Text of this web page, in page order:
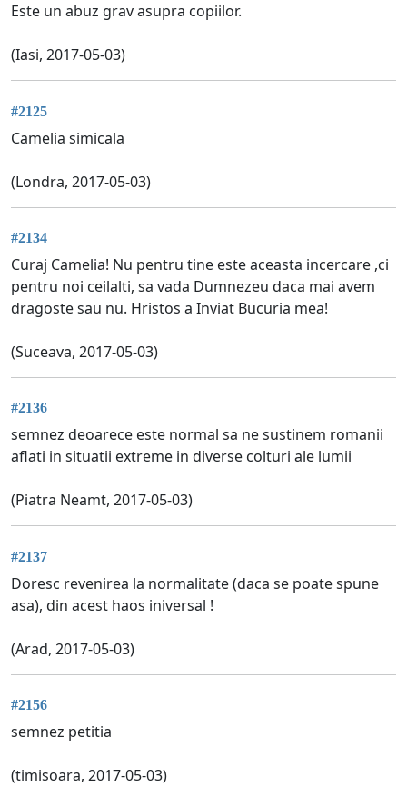
Este un abuz grav asupra copiilor.
(Iasi, 2017-05-03)
#2125
Camelia simicala
(Londra, 2017-05-03)
#2134
Curaj Camelia! Nu pentru tine este aceasta incercare ,ci
pentru noi ceilalti, sa vada Dumnezeu daca mai avem
dragoste sau nu. Hristos a Inviat Bucuria mea!
(Suceava, 2017-05-03)
#2136
semnez deoarece este normal sa ne sustinem romanii
aflati in situatii extreme in diverse colturi ale lumii
(Piatra Neamt, 2017-05-03)
#2137
Doresc revenirea la normalitate (daca se poate spune
asa), din acest haos iniversal !
(Arad, 2017-05-03)
#2156
semnez petitia
(timisoara, 2017-05-03)